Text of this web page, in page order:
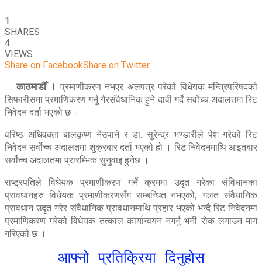
1
SHARES
4
VIEWS
Share on FacebookShare on Twitter
काठमाडौँ । प्रमाणीकरण नभएर अलपत्र परेको विधेयक मन्त्रिपरिषदको
सिफारीसमा प्रमाणिकरण गर्नु गैरसंवैधानिक हुने दावी गर्दै सर्वोच्च अदालतमा रिट
निवेदन दर्ता भएको छ ।
वरिष्ठ अधिवक्ता बालकृष्ण नेउपाने र डा. सुरेन्द्र भण्डारीले पेश गरेको रिट
निवेदन सर्वोच्च अदालतमा शुक्रबार दर्ता भएको हो । रिट निवेदनमाथि आइतबार
सर्वोच्च अदालतमा प्रारम्भिक सुनुवाइ हुनेछ ।
राष्ट्रपतिले विधेयक प्रमाणीकरण गर्ने क्रममा उदृत गरेका संविधानका
प्रावधानहरु विधेयक प्रमाणीकरणसँग सम्बन्धित नभएको, गलत संवैधानिक
प्रावधान उदृत गरेर संवैधानिक प्रावधानमाथि प्रहार भएको भन्दै रिट निवेदनमा
प्रमाणिकरण गरेको विधेयक तत्काल कार्यान्वयन नगर्नु भनी रोक लगाउन माग
गरिएको छ ।
आफ्नो प्रतिक्रिया दिनुहोस